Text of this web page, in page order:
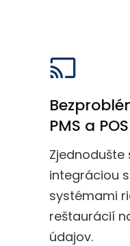
PMS a POS
Zjednodušte
integráciou
systémami
reštaurácií
údajov.